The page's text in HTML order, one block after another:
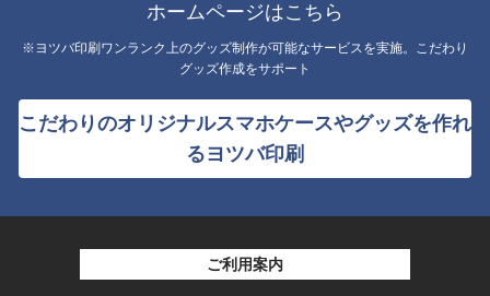
ホームページはこちら
※ヨツバ印刷ワンランク上のグッズ制作が可能なサービスを実施。こだわり
グッズ作成をサポート
こだわりのオリジナルスマホケースやグッズを作れ
るヨツバ印刷
ご利用案内